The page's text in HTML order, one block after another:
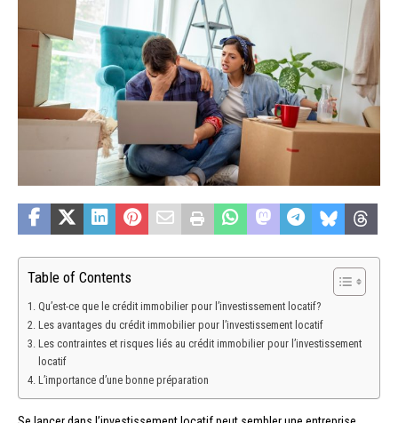
Table of Contents
Qu’est-ce que le crédit immobilier pour l’investissement locatif?
Les avantages du crédit immobilier pour l’investissement locatif
Les contraintes et risques liés au crédit immobilier pour l’investissement
locatif
L’importance d’une bonne préparation